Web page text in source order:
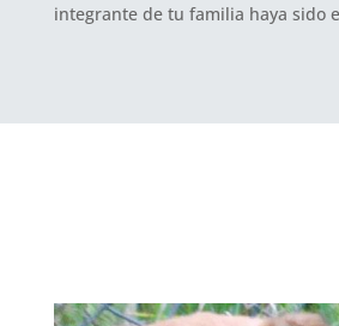
integrante de tu familia haya sido